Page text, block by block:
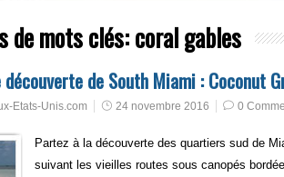
de mots clés:coral gables
de South Miami : Coconut
Etats-Unis.com 24 novembre 2016 0
Partez à la découverte des quartiers sud de
suivant les vieilles routes sous canopés